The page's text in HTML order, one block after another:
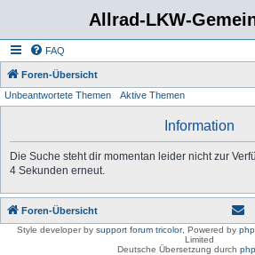
Allrad-LKW-
FAQ
Foren-Übersicht
Unbeantwortete Themen Aktive Themen
Information
Die Suche steht dir momentan leider nicht zur
4 Sekunden erneut.
Foren-Übersicht
Style developer by support forum tricolor, Powered by
Limited
Deutsche Übersetzung durch